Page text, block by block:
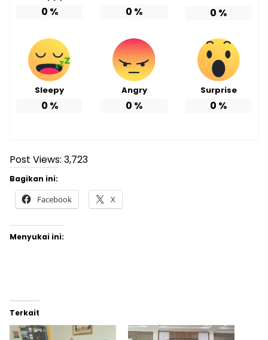
0 % 0 % 0 %
Sleepy
0 %
Angry
0 %
Surprise
0 %
Post Views: 3,723
Bagikan ini:
Facebook X
Menyukai ini:
Terkait